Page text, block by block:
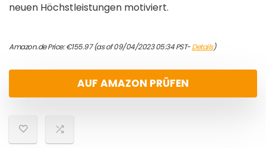
neuen Höchstleistungen motiviert.
Amazon.de Price:€155.97(as of 09/04/2023 05:34 PST-Details)
AUF AMAZON PRÜFEN